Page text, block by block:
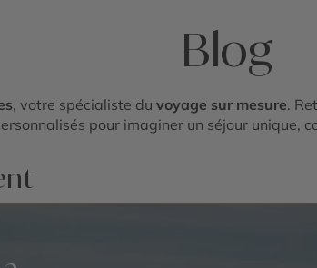
Blog
, votre spécialiste du voyage sur mesure.
pour imaginer un séjour unique,